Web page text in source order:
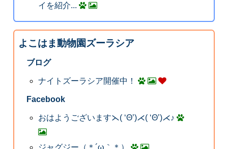
イを紹介...
よこはま動物園ズーラシア
ブログ
ナイトズーラシア開催中！
Facebook
おはようございます⋋( ‘Θ’)⋌( ‘Θ’)⋌♪
ジャグジー（＊´ω｀＊）